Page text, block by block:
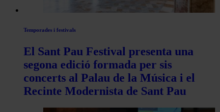
Temporades i festivals
El Sant Pau Festival presenta una
segona edició formada per sis
concerts al Palau de la Música i el
Recinte Modernista de Sant Pau